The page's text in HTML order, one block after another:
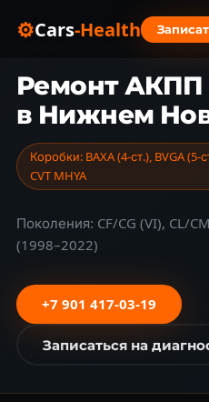
⚙Cars-Health
Нижний Новгород ›
Ремонт АКПП
в Нижнем
Коробки: BAXA (4-ст.), BVGA (5-
CVT MHYA
Поколения: CF/CG (VI), CL/
(1998–2022)
+7 901 417-03-19
Записаться на